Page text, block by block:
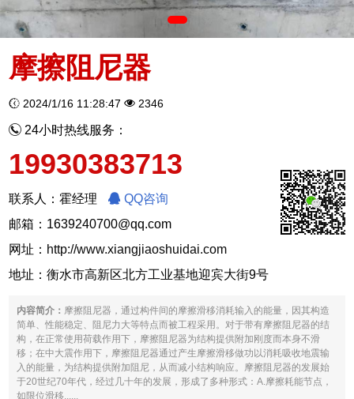
摩擦阻尼器
2024/1/16 11:28:47 2346
24小时热线服务：
19930383713
联系人：霍经理
QQ咨询
邮箱：1639240700@qq.com
网址： http://www.xiangjiaoshuidai.com
地址：衡水市高新区北方工业基地迎宾大街9号
内容简介： 摩擦阻尼器，通过构件间的摩擦滑移消耗输入的能量，因其构造
简单、性能稳定、阻尼力大等特点而被工程采用。对于带有摩擦阻尼器的结
构，在正常使用荷载作用下，摩擦阻尼器为结构提供附加刚度而本身不滑
移；在中大震作用下，摩擦阻尼器通过产生摩擦滑移做功以消耗吸收地震输
入的能量，为结构提供附加阻尼，从而减小结构响应。摩擦阻尼器的发展始
于20世纪70年代，经过几十年的发展，形成了多种形式：A.摩擦耗能节点，
如限位滑移......